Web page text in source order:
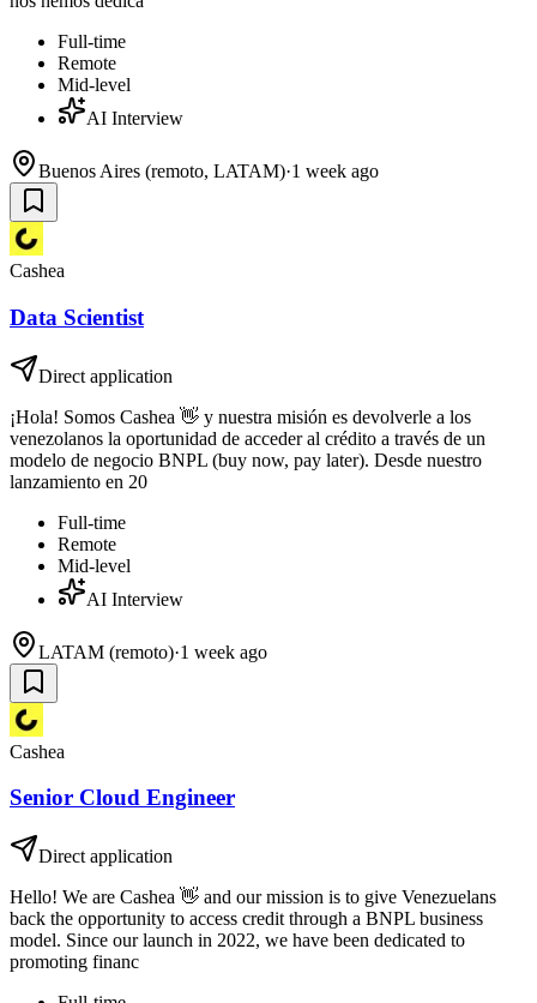
Full-time
Remote
Mid-level
AI Interview
Buenos Aires (remoto, LATAM)·1 week ago
Cashea
Data Scientist
Direct application
¡Hola! Somos Cashea 👋 y nuestra misión es devolverle a los
venezolanos la oportunidad de acceder al crédito a través de un
modelo de negocio BNPL (buy now, pay later). Desde nuestro
lanzamiento en 20
Full-time
Remote
Mid-level
AI Interview
LATAM (remoto)·1 week ago
Cashea
Senior Cloud Engineer
Direct application
Hello! We are Cashea 👋 and our mission is to give Venezuelans
back the opportunity to access credit through a BNPL business
model. Since our launch in 2022, we have been dedicated to
promoting financ